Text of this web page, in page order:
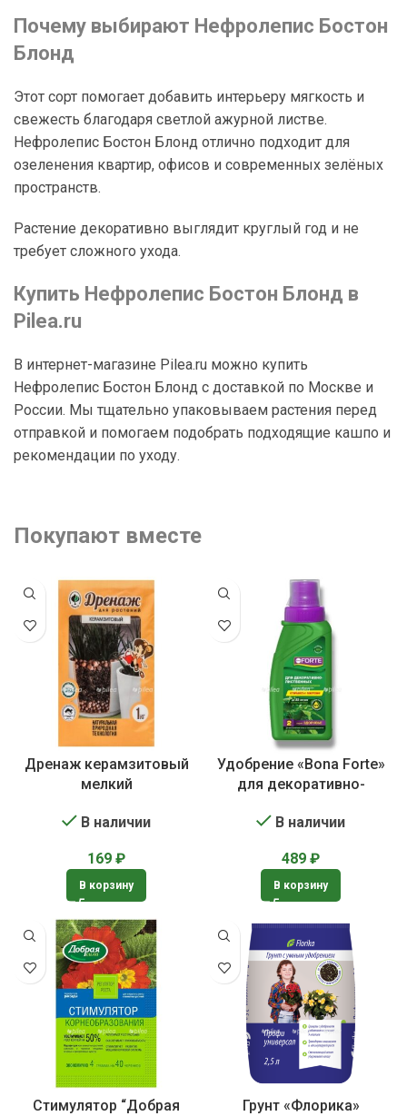
Почему выбирают Нефролепис Бостон
Блонд
Этот сорт помогает добавить интерьеру мягкость и
свежесть благодаря светлой ажурной листве.
Нефролепис Бостон Блонд отлично подходит для
озеленения квартир, офисов и современных зелёных
пространств.
Растение декоративно выглядит круглый год и не
требует сложного ухода.
Купить Нефролепис Бостон Блонд в
Pilea.ru
В интернет-магазине Pilea.ru можно купить
Нефролепис Бостон Блонд с доставкой по Москве и
России. Мы тщательно упаковываем растения перед
отправкой и помогаем подобрать подходящие кашпо и
рекомендации по уходу.
Покупают вместе
Дренаж керамзитовый
мелкий
В наличии
169 ₽
В корзину
Удобрение «Bona Forte»
для декоративно-
В наличии
489 ₽
В корзину
Стимулятор “Добрая
Грунт «Флорика»